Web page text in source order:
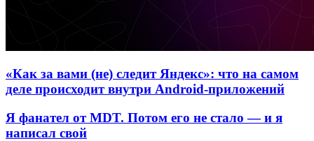
«Как за вами (не) следит Яндекс»: что на самом
деле происходит внутри Android-приложений
Я фанател от MDT. Потом его не стало — и я
написал свой